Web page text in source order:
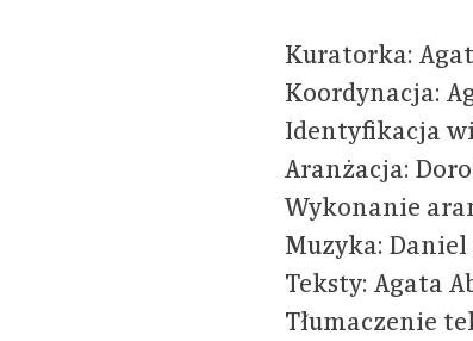
Kuratorka:
Koordynacja:
Identyfikacja
Aranżacja:
Wykonanie
Muzyka:
Teksty: Agata
Tłumaczenie